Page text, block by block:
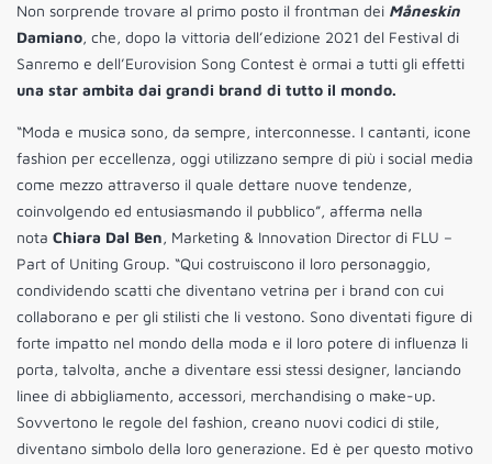
Non sorprende trovare al primo posto il frontman dei Måneskin
Damiano, che, dopo la vittoria dell’edizione 2021 del Festival di
Sanremo e dell’Eurovision Song Contest è ormai a tutti gli effetti
una star ambita dai grandi brand di tutto il mondo.
“Moda e musica sono, da sempre, interconnesse. I cantanti, icone
fashion per eccellenza, oggi utilizzano sempre di più i social media
come mezzo attraverso il quale dettare nuove tendenze,
coinvolgendo ed entusiasmando il pubblico”, afferma nella
nota Chiara Dal Ben, Marketing & Innovation Director di FLU –
Part of Uniting Group. “Qui costruiscono il loro personaggio,
condividendo scatti che diventano vetrina per i brand con cui
collaborano e per gli stilisti che li vestono. Sono diventati figure di
forte impatto nel mondo della moda e il loro potere di influenza li
porta, talvolta, anche a diventare essi stessi designer, lanciando
linee di abbigliamento, accessori, merchandising o make-up.
Sovvertono le regole del fashion, creano nuovi codici di stile,
diventano simbolo della loro generazione. Ed è per questo motivo